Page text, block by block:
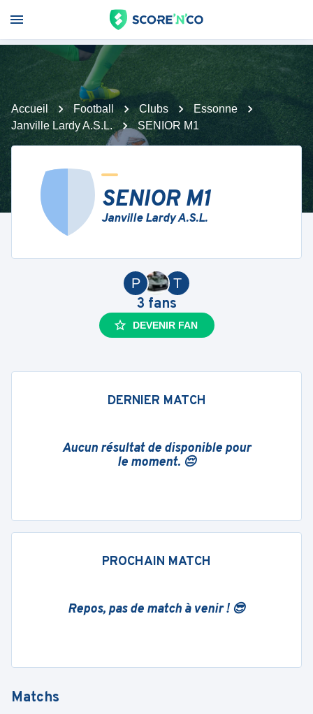
Accueil Football Clubs
Essonne
Janville Lardy A.S.L.
SENIOR M1
SENIOR M1
Janville Lardy A.S.L.
T
P
3 fans
DEVENIR FAN
DERNIER MATCH
Aucun résultat de disponible pour
le moment. 😔
PROCHAIN MATCH
Repos, pas de match à venir ! 😎
Matchs